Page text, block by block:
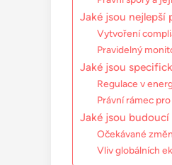
Jaké jsou nejlepší
Vytvoření
Pravidelný
Jaké jsou
Regulace v
Právní rámec
Jaké jsou
Očekávané
Vliv globálních